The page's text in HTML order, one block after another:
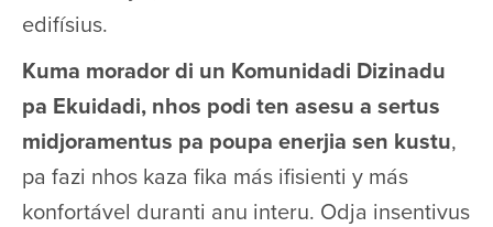
edifísius.
Kuma morador di un Komunidadi Dizinadu
pa Ekuidadi, nhos podi ten asesu a sertus
midjoramentus pa poupa enerjia sen kustu,
pa fazi nhos kaza fika más ifisienti y más
konfortável duranti anu interu. Odja insentivus